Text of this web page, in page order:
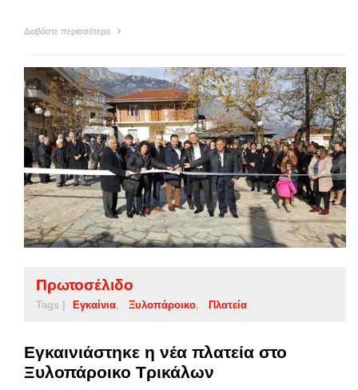
Διαβάστε περισσότερα
Πρωτοσέλιδο
Tags | Εγκαίνια Ξυλοπάροικο Πλατεία
Εγκαινιάστηκε η νέα πλατεία στο
Ξυλοπάροικο Τρικάλων